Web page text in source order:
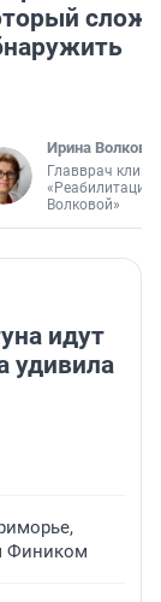
Ирина Волкова
Главврач
«Реабилитация
Волковой»
идут
удивила
Фиником